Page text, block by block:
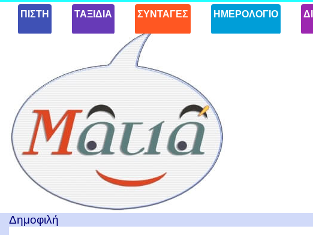
Skip to
contenΠΙΣΤΗ ΤΑΞΙΔΙΑ ΣΥΝΤΑΓΕΣ ΗΜΕΡΟΛΟΓΙΟ
Ταξίδια με μια Ματιά!
Δημοφιλή